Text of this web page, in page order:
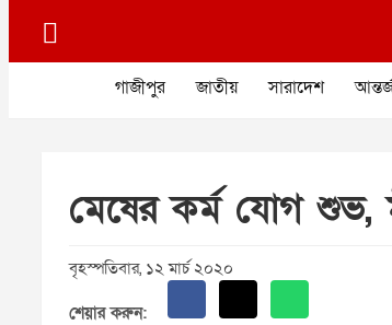
গাজীপুর জাতীয় সারাদেশ
মেষের কর্ম যোগ শুভ,
বৃহস্পতিবার, ১২ মার্চ ২০২০
শেয়ার করুন: